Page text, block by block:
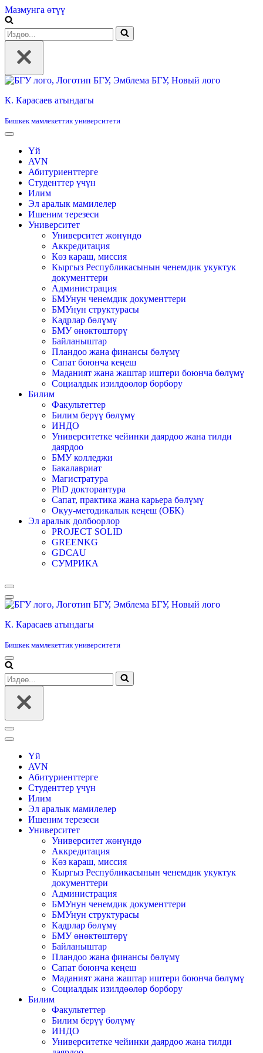
Мазмунга өтүү
Издөө...
К. Карасаев атындагы
Бишкек мамлекеттик университети
Үй
AVN
Абитуриенттерге
Студенттер үчүн
Илим
Эл аралык мамилелер
Ишеним терезеси
Университет
Университет жөнүндө
Аккредитация
Көз караш, миссия
Кыргыз Республикасынын ченемдик укуктук
документтери
Администрация
БМУнун ченемдик документтери
БМУнун структурасы
Кадрлар бөлүмү
БМУ өнөктөштөрү
Байланыштар
Пландоо жана финансы бөлүмү
Сапат боюнча кеңеш
Маданият жана жаштар иштери боюнча бөлүмү
Социалдык изилдөөлөр борбору
Билим
Факультеттер
Билим берүү бөлүмү
ИНДО
Университетке чейинки даярдоо жана тилди
даярдоо
БМУ колледжи
Бакалавриат
Магистратура
PhD докторантура
Сапат, практика жана карьера бөлүмү
Окуу-методикалык кеңеш (ОБК)
Эл аралык долбоорлор
PROJECT SOLID
GREENKG
GDCAU
СУМРИКА
Навигация
менюсу
К. Карасаев атындагы
Бишкек мамлекеттик университети
Навигация
менюсу
Издөө...
Навигация
менюсу
Үй
AVN
Абитуриенттерге
Студенттер үчүн
Илим
Эл аралык мамилелер
Ишеним терезеси
Университет
Университет жөнүндө
Аккредитация
Көз караш, миссия
Кыргыз Республикасынын ченемдик укуктук
документтери
Администрация
БМУнун ченемдик документтери
БМУнун структурасы
Кадрлар бөлүмү
БМУ өнөктөштөрү
Байланыштар
Пландоо жана финансы бөлүмү
Сапат боюнча кеңеш
Маданият жана жаштар иштери боюнча бөлүмү
Социалдык изилдөөлөр борбору
Билим
Факультеттер
Билим берүү бөлүмү
ИНДО
Университетке чейинки даярдоо жана тилди